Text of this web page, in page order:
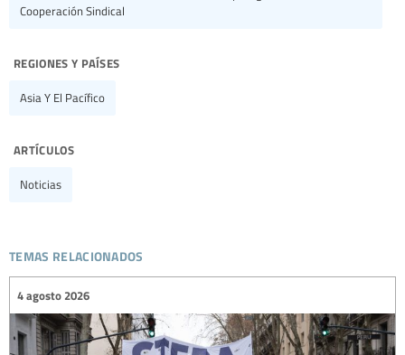
Cooperación Sindical
regiones y países
Asia Y El Pacífico
artículos
Noticias
temas relacionados
4 agosto 2026